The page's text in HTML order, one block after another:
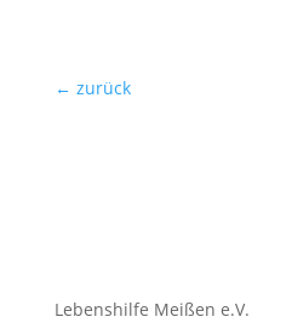
← zurück
Lebenshilfe Meißen e.V.